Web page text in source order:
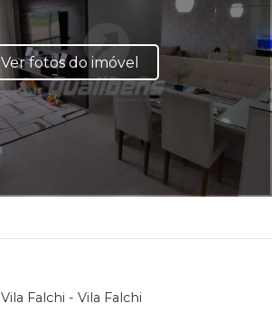
Ver fotos do imóvel
Vila Falchi - Vila Falchi